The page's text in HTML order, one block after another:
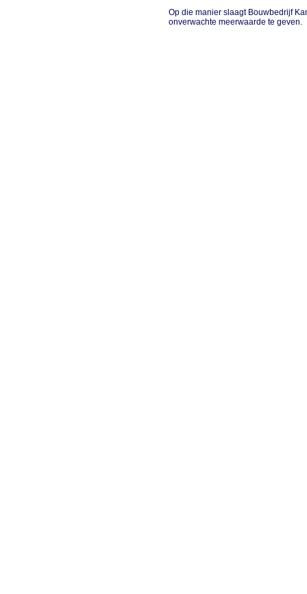
Op die manier slaagt Bouwbedrijf
onverwachte meerwaarde te geven.